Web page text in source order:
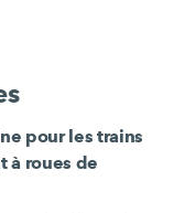
pour les trains
à roues de